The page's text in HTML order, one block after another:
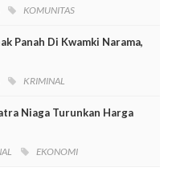
KOMUNITAS
Panah Di Kwamki Narama,
KRIMINAL
Niaga Turunkan Harga
EKONOMI